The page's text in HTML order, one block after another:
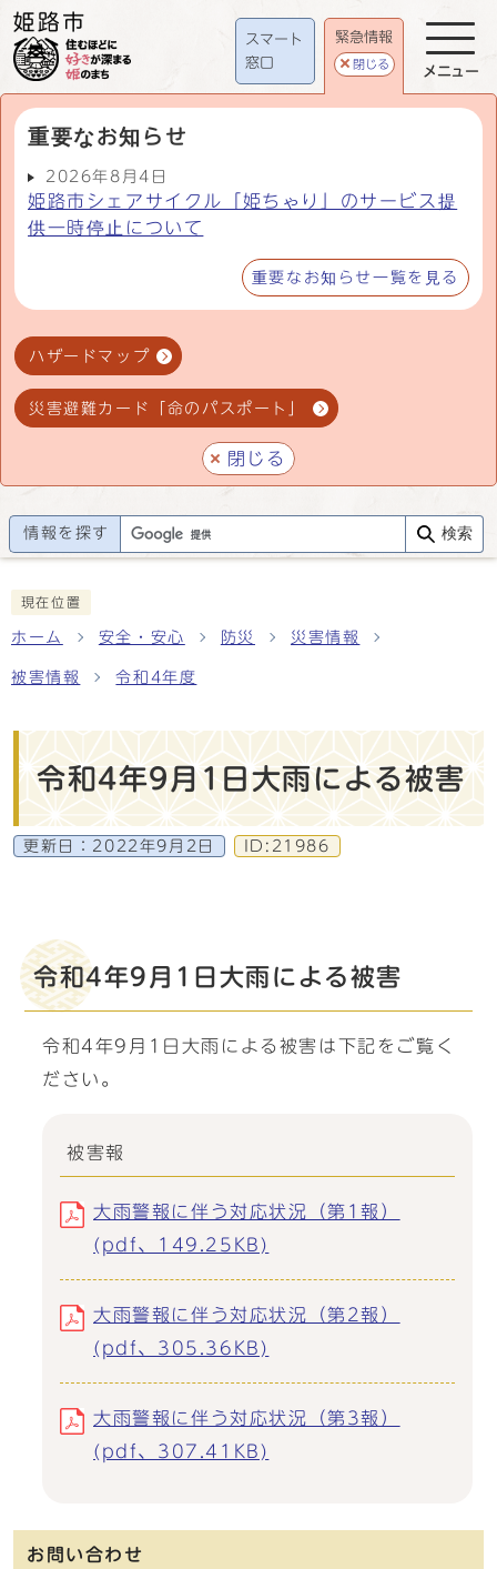
スマート
窓口
緊急情報
閉じる
重要なお知らせ
2026年8月4日
姫路市シェアサイクル「姫ちゃり」のサービス提
供一時停止について
重要なお知らせ一覧を見る
ハザードマップ
災害避難カード「命のパスポート」
閉じる
メニュー
情報を探す 検索
現在位置
ホーム 安全・安心 防災 災害情報
被害情報 令和4年度
令和4年9月1日大雨による被害
更新日： 2022年9月2日 ID:21986
令和4年9月1日大雨による被害
令和4年9月1日大雨による被害は下記をご覧く
ださい。
被害報
大雨警報に伴う対応状況（第1報）
(pdf、149.25KB)
大雨警報に伴う対応状況（第2報）
(pdf、305.36KB)
大雨警報に伴う対応状況（第3報）
(pdf、307.41KB)
お問い合わせ